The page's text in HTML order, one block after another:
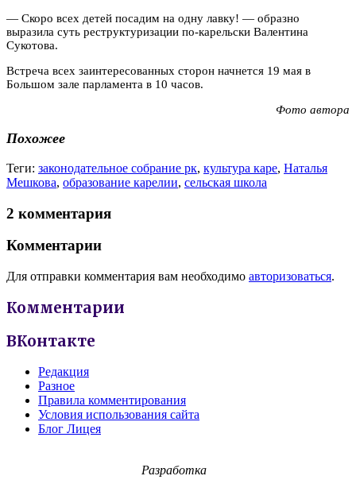
— Скоро всех детей посадим на одну лавку! — образно
выразила суть реструктуризации по-карельски Валентина
Сукотова.
Встреча всех заинтересованных сторон начнется 19 мая в
Большом зале парламента в 10 часов.
Фото автора
Похожее
Теги: законодательное собрание рк, культура каре, Наталья
Мешкова, образование карелии, сельская школа
2 комментария
Комментарии
Для отправки комментария вам необходимо авторизоваться.
Комментарии
ВКонтакте
Редакция
Разное
Правила комментирования
Условия использования сайта
Блог Лицея
Разработка